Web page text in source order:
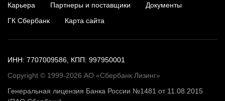
Карьера
Партнеры и поставщики
Документы
ГК Сбербанк
Карта сайта
ИНН: 7707009586, КПП: 997950001
Copyright © 1999-2026 АО «Сбербанк Лизинг»
Генеральная лицензия Банка России №1481 от 11.08.2015